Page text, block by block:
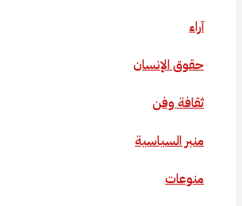
آراء
حقوق الإنسان
ثقافة وفن
منبر السياسية
منوعات